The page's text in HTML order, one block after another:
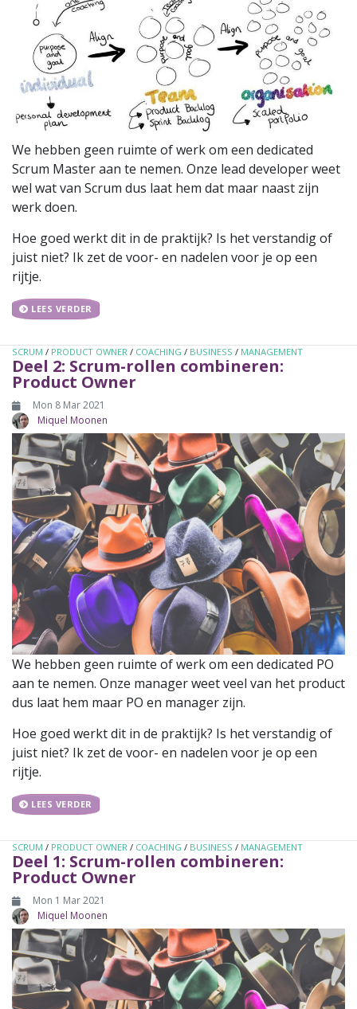
We hebben geen ruimte of werk om een dedicated
Scrum Master aan te nemen. Onze lead developer weet
wel wat van Scrum dus laat hem dat maar naast zijn
werk doen.
Hoe goed werkt dit in de praktijk? Is het verstandig of
juist niet? Ik zet de voor- en nadelen voor je op een
rijtje.
LEES VERDER
SCRUM / PRODUCT OWNER / COACHING / BUSINESS / MANAGEMENT
Deel 2: Scrum-rollen combineren:
Product Owner
Mon 8 Mar 2021
Miquel Moonen
We hebben geen ruimte of werk om een dedicated PO
aan te nemen. Onze manager weet veel van het product
dus laat hem maar PO en manager zijn.
Hoe goed werkt dit in de praktijk? Is het verstandig of
juist niet? Ik zet de voor- en nadelen voor je op een
rijtje.
LEES VERDER
SCRUM / PRODUCT OWNER / COACHING / BUSINESS / MANAGEMENT
Deel 1: Scrum-rollen combineren:
Product Owner
Mon 1 Mar 2021
Miquel Moonen